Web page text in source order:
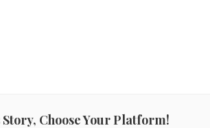
Story, Choose Your Platform!